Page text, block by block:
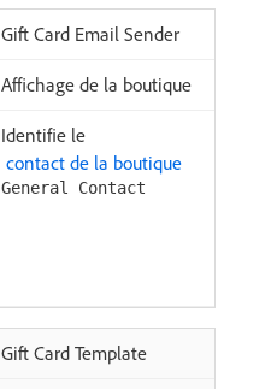
Gift Card Email Sender
Affichage de la boutique
Identifie le
​ contact de la boutique ​
General Contact
Gift Card Template